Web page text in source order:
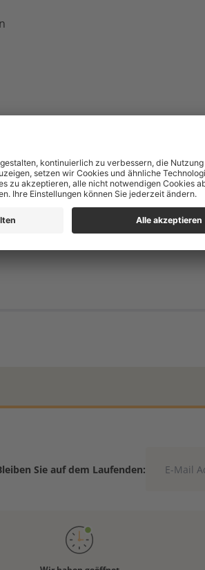
"Mehr" klicken (IOS) / Oben links
öffnen
öffnen
Sie auf dem Laufenden: